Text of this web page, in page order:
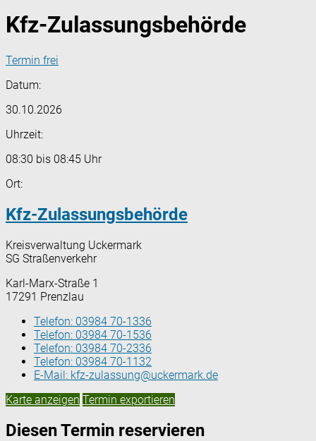
Kfz-Zulassungsbehörde
Termin frei
Datum:
30.10.2026
Uhrzeit:
08:30 bis 08:45 Uhr
Ort:
Kfz-Zulassungsbehörde
Kreisverwaltung Uckermark
SG Straßenverkehr
Karl-Marx-Straße 1
17291 Prenzlau
Telefon: 03984 70-1336
Telefon: 03984 70-1536
Telefon: 03984 70-2336
Telefon: 03984 70-1132
E-Mail: kfz-zulassung@uckermark.de
Karte anzeigen Termin exportieren
Diesen Termin reservieren